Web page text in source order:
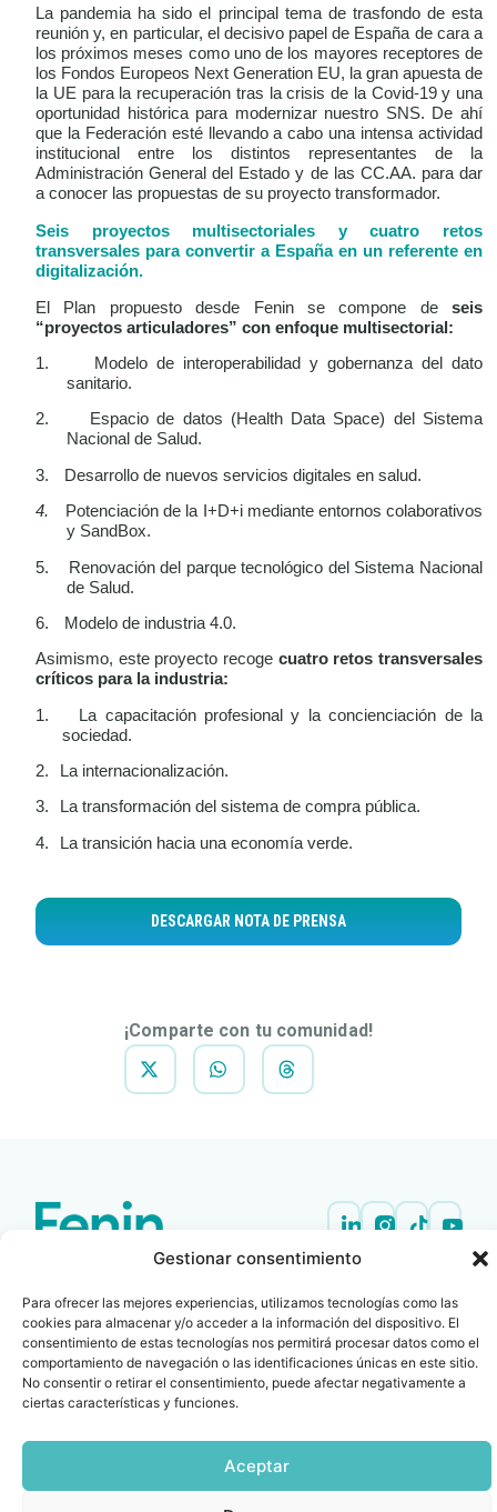
Gestionar consentimiento
Para ofrecer las mejores experiencias, utilizamos tecnologías como las
cookies para almacenar y/o acceder a la información del dispositivo. El
consentimiento de estas tecnologías nos permitirá procesar datos como el
comportamiento de navegación o las identificaciones únicas en este sitio.
No consentir o retirar el consentimiento, puede afectar negativamente a
ciertas características y funciones.
Aceptar
La pandemia ha sido el principal tema de trasfondo de esta
reunión y, en particular, el decisivo papel de España de cara a
los próximos meses como uno de los mayores receptores de
los Fondos Europeos Next Generation EU, la gran apuesta de
la UE para la recuperación tras la crisis de la Covid-19 y una
oportunidad histórica para modernizar nuestro SNS. De ahí
que la Federación esté llevando a cabo una intensa actividad
institucional entre los distintos representantes de la
Administración General del Estado y de las CC.AA. para dar
a conocer las propuestas de su proyecto transformador.
Seis proyectos multisectoriales y cuatro retos
transversales para convertir a España en un referente en
digitalización.
El Plan propuesto desde Fenin se compone de seis
“proyectos articuladores” con enfoque multisectorial:
1.
Modelo de interoperabilidad y gobernanza del dato
sanitario.
2.
Espacio de datos (Health Data Space) del Sistema
Nacional de Salud.
3. Desarrollo de nuevos servicios digitales en salud.
4.
Potenciación de la I+D+i mediante entornos colaborativos
y SandBox.
5.
Renovación del parque tecnológico del Sistema Nacional
de Salud.
6. Modelo de industria 4.0.
Asimismo, este proyecto recoge cuatro retos transversales
críticos para la industria:
1.
La capacitación profesional y la concienciación de la
sociedad.
2. La internacionalización.
3. La transformación del sistema de compra pública.
4. La transición hacia una economía verde.
DESCARGAR NOTA DE PRENSA
¡Comparte con tu comunidad!
C/ Villanueva, 20 - 1-
28001
915 759 800
Oficina Barcelona
1º, 3ª 08006
932 014 655
Copyright © 2025 FENIN |
privacidad
denuncias)